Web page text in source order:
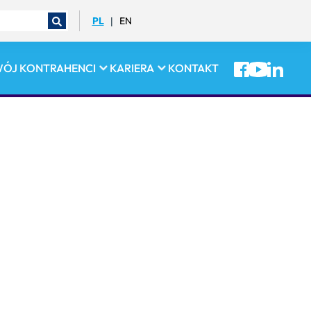
PL | EN
KONTRAHENCI KARIERA KONTAKT